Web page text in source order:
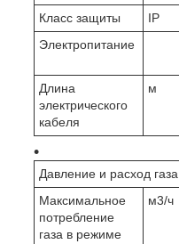
Класс защиты IP
Электропитание
Длина
электрического
кабеля
м
Давление и расход газа
Максимальное
потребление
газа в режиме
м3/ч